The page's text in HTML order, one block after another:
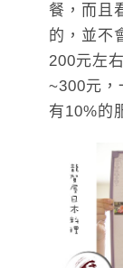
餐，而且
的，並不
200元左
~300元，
有10%的